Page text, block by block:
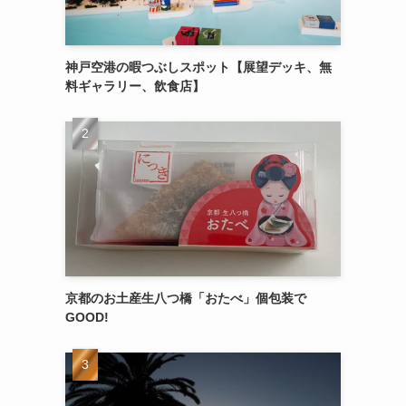
神戸空港の暇つぶしスポット【展望デッキ、無
料ギャラリー、飲食店】
京都のお土産生八つ橋「おたべ」個包装で
GOOD!